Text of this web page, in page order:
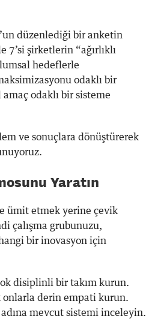
düzenlediği bir anketin
7’si şirketlerin “ağırlıklı
hedeflerle
odaklı bir
odaklı bir sisteme
ve sonuçlara dönüştürerek
Yaratın
ümit etmek yerine çevik
çalışma grubunuzu,
bir inovasyon için
disiplinli bir takım kurun.
onlarla derin empati kurun.
mevcut sistemi inceleyin.